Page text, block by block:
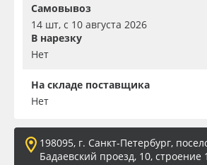
Самовывоз
14 шт, с 10 августа 2026
В нарезку
Нет
На складе поставщика
Нет
198095, г. Санкт-Петербург,
Бадаевский проезд, 10, строение 1